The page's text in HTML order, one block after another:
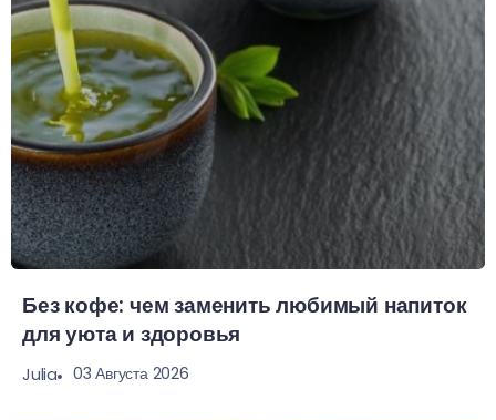
Без кофе: чем заменить любимый напиток
для уюта и здоровья
Julia 03 Августа 2026